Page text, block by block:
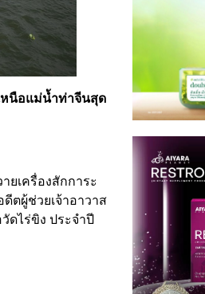
หนือแม่น้ำท่าจีนสุด
ยเครื่องสักการะ
ตผู้ช่วยเจ้าอาวาส
ดไร่ขิง ประจำปี